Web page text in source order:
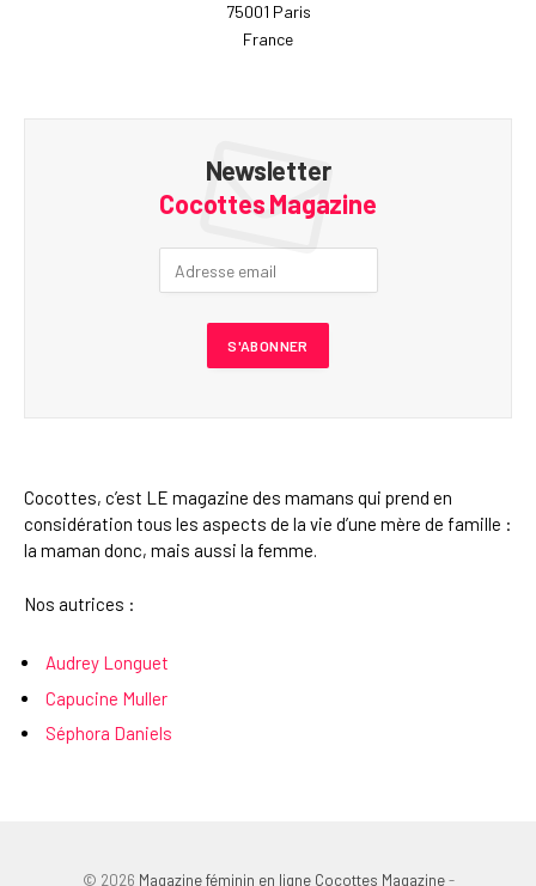
75001 Paris
France
Newsletter
Cocottes Magazine
Cocottes, c’est LE magazine des mamans qui prend en
considération tous les aspects de la vie d’une mère de famille :
la maman donc, mais aussi la femme.
Nos autrices :
Audrey Longuet
Capucine Muller
Séphora Daniels
© 2026 Magazine féminin en ligne Cocottes Magazine-